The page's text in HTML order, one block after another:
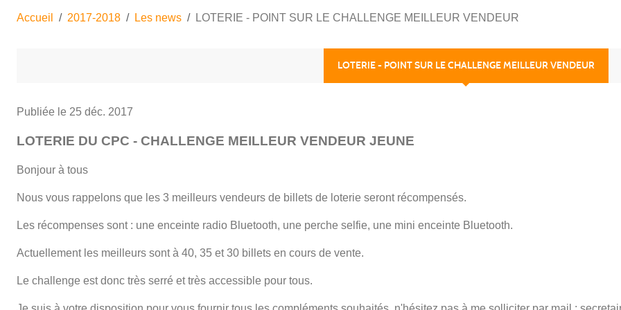
Accueil 2017-2018 Les news LOTERIE - POINT SUR LE CHALLENGE MEILLEUR VENDEUR
LOTERIE - POINT SUR LE CHALLENGE MEILLEUR VENDEUR
Publiée le 25 déc. 2017
LOTERIE DU CPC - CHALLENGE MEILLEUR VENDEUR JEUNE
Bonjour à tous
Nous vous rappelons que les 3 meilleurs vendeurs de billets de loterie seront récompensés.
Les récompenses sont : une enceinte radio Bluetooth, une perche selfie, une mini enceinte Bluetooth.
Actuellement les meilleurs sont à 40, 35 et 30 billets en cours de vente.
Le challenge est donc très serré et très accessible pour tous.